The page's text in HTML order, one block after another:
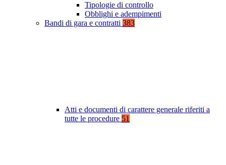
Tipologie di controllo
Obblighi e adempimenti
Bandi di gara e contratti 383
Atti e documenti di carattere generale riferiti a
tutte le procedure 51